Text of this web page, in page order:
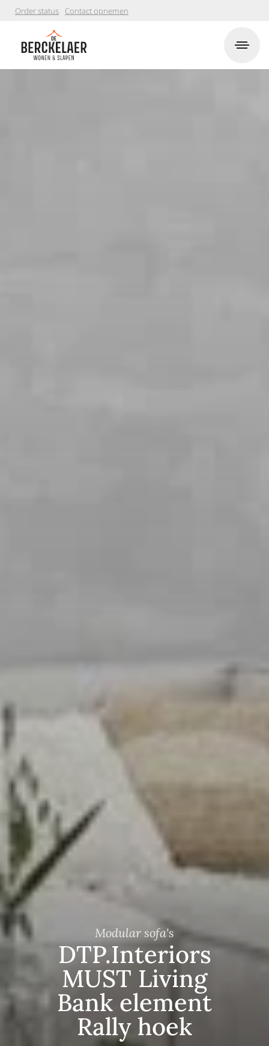
Order status Contact opnemen
Modular sofa's
DTP.Interiors
MUST Living
Bank element
Rally hoek